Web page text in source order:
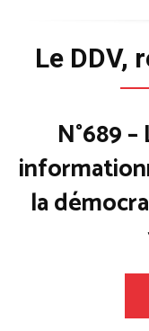
Le DDV,
N°689
la